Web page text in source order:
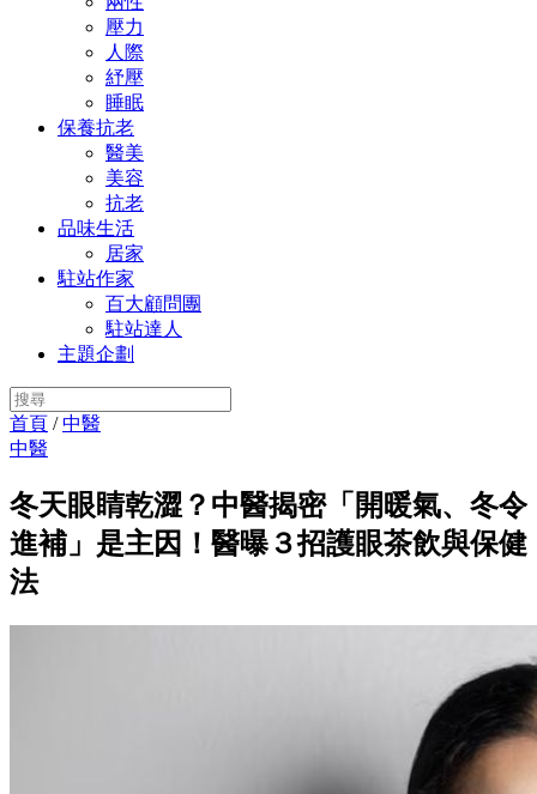
壓力
人際
紓壓
睡眠
保養抗老
醫美
美容
抗老
品味生活
居家
駐站作家
百大顧問團
駐站達人
主題企劃
首頁 /中醫
中醫
冬天眼睛乾澀？中醫揭密「開暖氣、冬令
進補」是主因！醫曝３招護眼茶飲與保健
法